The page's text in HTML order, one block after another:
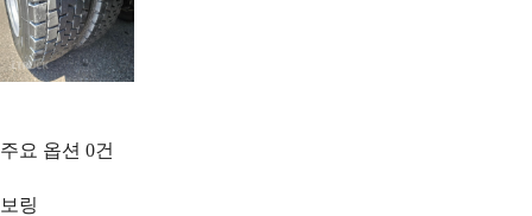
주요 옵션 0건
보링